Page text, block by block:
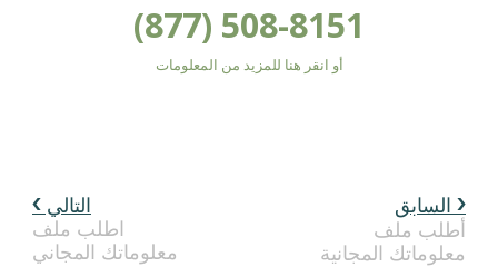
(877) 508-8151
أو انقر هنا للمزيد من المعلومات
التالي
اطلب ملف
معلوماتك المجاني
السابق
أطلب ملف
معلوماتك المجانية